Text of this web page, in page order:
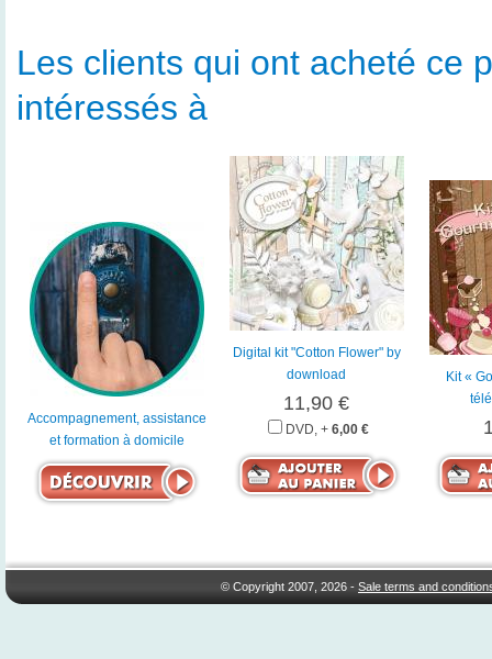
Les clients qui ont acheté ce
intéressés à
Accompagnement, assistance
et formation à domicile
Digital kit "Cotton Flower" by
download
11,90 €
DVD, + 6,00 €
Kit «
© Copyright 2007, 2026 -Sale terms and